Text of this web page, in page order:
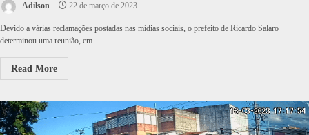
Adilson 22 de março de 2023
Devido a várias reclamações postadas nas mídias sociais, o prefeito de Ricardo Salaro
determinou uma reunião, em...
Read More